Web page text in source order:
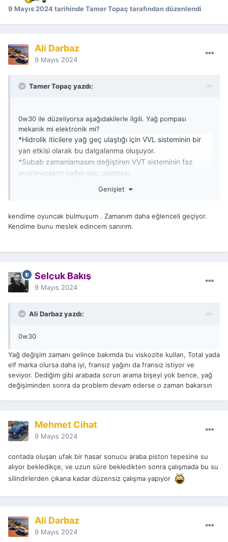
9 Mayıs 2024tarihinde Tamer Topaç tarafından düzenlendi
Ali Darbaz
9 Mayıs 2024
Tamer Topaç yazdı:
0w30 ile düzeliyorsa aşağıdakilerle ilgili. Yağ pompası
mekanik mi elektronik mi?
*Hidrolik iticilere yağ geç ulaştığı için VVL sisteminin bir
yan etkisi olarak bu dalgalanma oluşuyor.
*Subab zamanlamasını değiştiren VVT sisteminin faz
ayarlayıcıların yağın geç ulaşması.
Genişlet
kendime oyuncak bulmuşum . Zamanım daha eğlenceli geçiyor.
Kendime bunu meslek edincem sanırım.
Selçuk Bakış
9 Mayıs 2024
Ali Darbaz yazdı:
0w30
Yağ değişim zamanı gelince bakımda bu viskozite kullan, Total yada
elf marka olursa daha iyi, fransız yağını da fransız istiyor ve
seviyor. Dediğim gibi arabada sorun arama bişeyi yok bence, yağ
değişiminden sonra da problem devam ederse o zaman bakarsın
Mehmet Cihat
9 Mayıs 2024
contada oluşan ufak bir hasar sonucu araba piston tepesine su
alıyor bekledikçe, ve uzun süre bekledikten sonra çalışmada bu su
silindirlerden çıkana kadar düzensiz çalışma yapıyor
Ali Darbaz
9 Mayıs 2024